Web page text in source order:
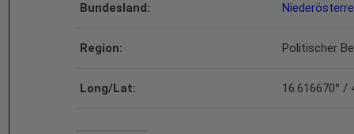
Bundesland:
Region: Politischer
Long/Lat: 16.616670° /